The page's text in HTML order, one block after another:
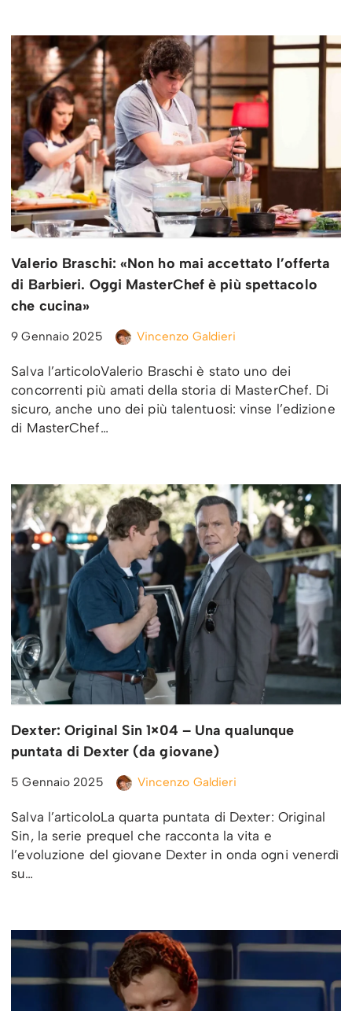
Valerio Braschi: «Non ho mai accettato l’offerta
di Barbieri. Oggi MasterChef è più spettacolo
che cucina»
9 Gennaio 2025 Vincenzo Galdieri
Salva l’articoloValerio Braschi è stato uno dei
concorrenti più amati della storia di MasterChef. Di
sicuro, anche uno dei più talentuosi: vinse l’edizione
di MasterChef…
Dexter: Original Sin 1×04 – Una qualunque
puntata di Dexter (da giovane)
5 Gennaio 2025 Vincenzo Galdieri
Salva l’articoloLa quarta puntata di Dexter: Original
Sin, la serie prequel che racconta la vita e
l’evoluzione del giovane Dexter in onda ogni venerdì
su…